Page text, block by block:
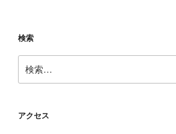
検索
索:
アクセス